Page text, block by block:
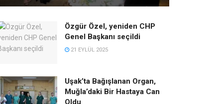
Özgür Özel, yeniden CHP
Genel Başkanı seçildi
21 EYLÜL 2025
Uşak’ta Bağışlanan Organ,
Muğla’daki Bir Hastaya Can
Oldu